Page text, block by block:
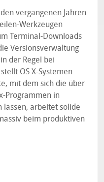
vergangenen Jahren
Werkzeugen
Terminal-Downloads
Versionsverwaltung
der Regel bei
OS X-Systemen
mit dem sich die über
Programmen in
lassen, arbeitet solide
beim produktiven